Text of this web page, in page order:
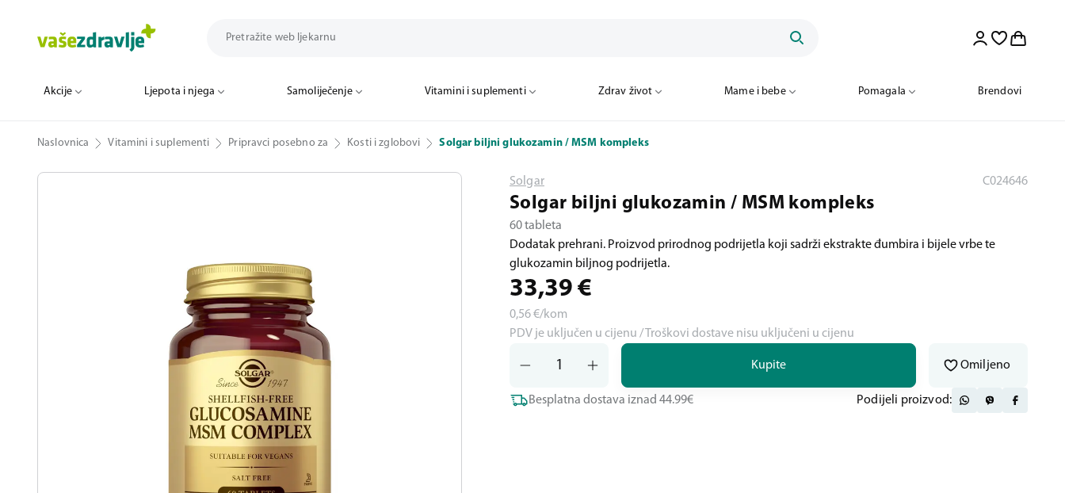
Akcije Ljepota i njega Samoliječenje Vitamini i suplementi Zdrav život Mame i bebe Pomagala Brendovi
Naslovnica Vitamini i suplementi Pripravci posebno za Kosti i zglobovi Solgar biljni glukozamin / MSM kompleks
Solgar C024646
Solgar biljni glukozamin / MSM kompleks
60 tableta
Dodatak prehrani. Proizvod prirodnog podrijetla koji sadrži ekstrakte đumbira i bijele vrbe te
glukozamin biljnog podrijetla.
33,39 €
0,56€/kom
PDV je uključen u cijenu / Troškovi dostave nisu uključeni u cijenu
Kupite Omiljeno
Besplatna dostava iznad 44.99€ Podijeli proizvod: